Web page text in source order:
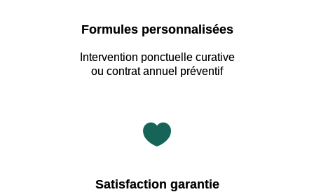
Formules personnalisées
Intervention ponctuelle curative
ou contrat annuel préventif

Satisfaction garantie